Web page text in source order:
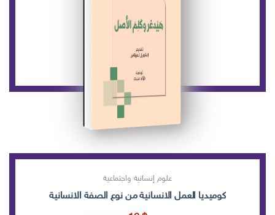
علوم إنسانية واجتماعية
كوميديا العمل الانسانية من نوع الصفة الانسانية